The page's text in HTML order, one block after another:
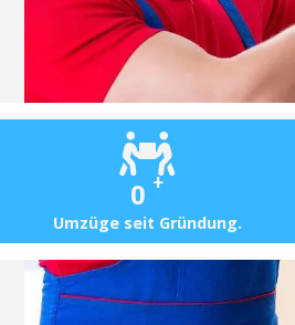
0 +
Umzüge seit Gründung.